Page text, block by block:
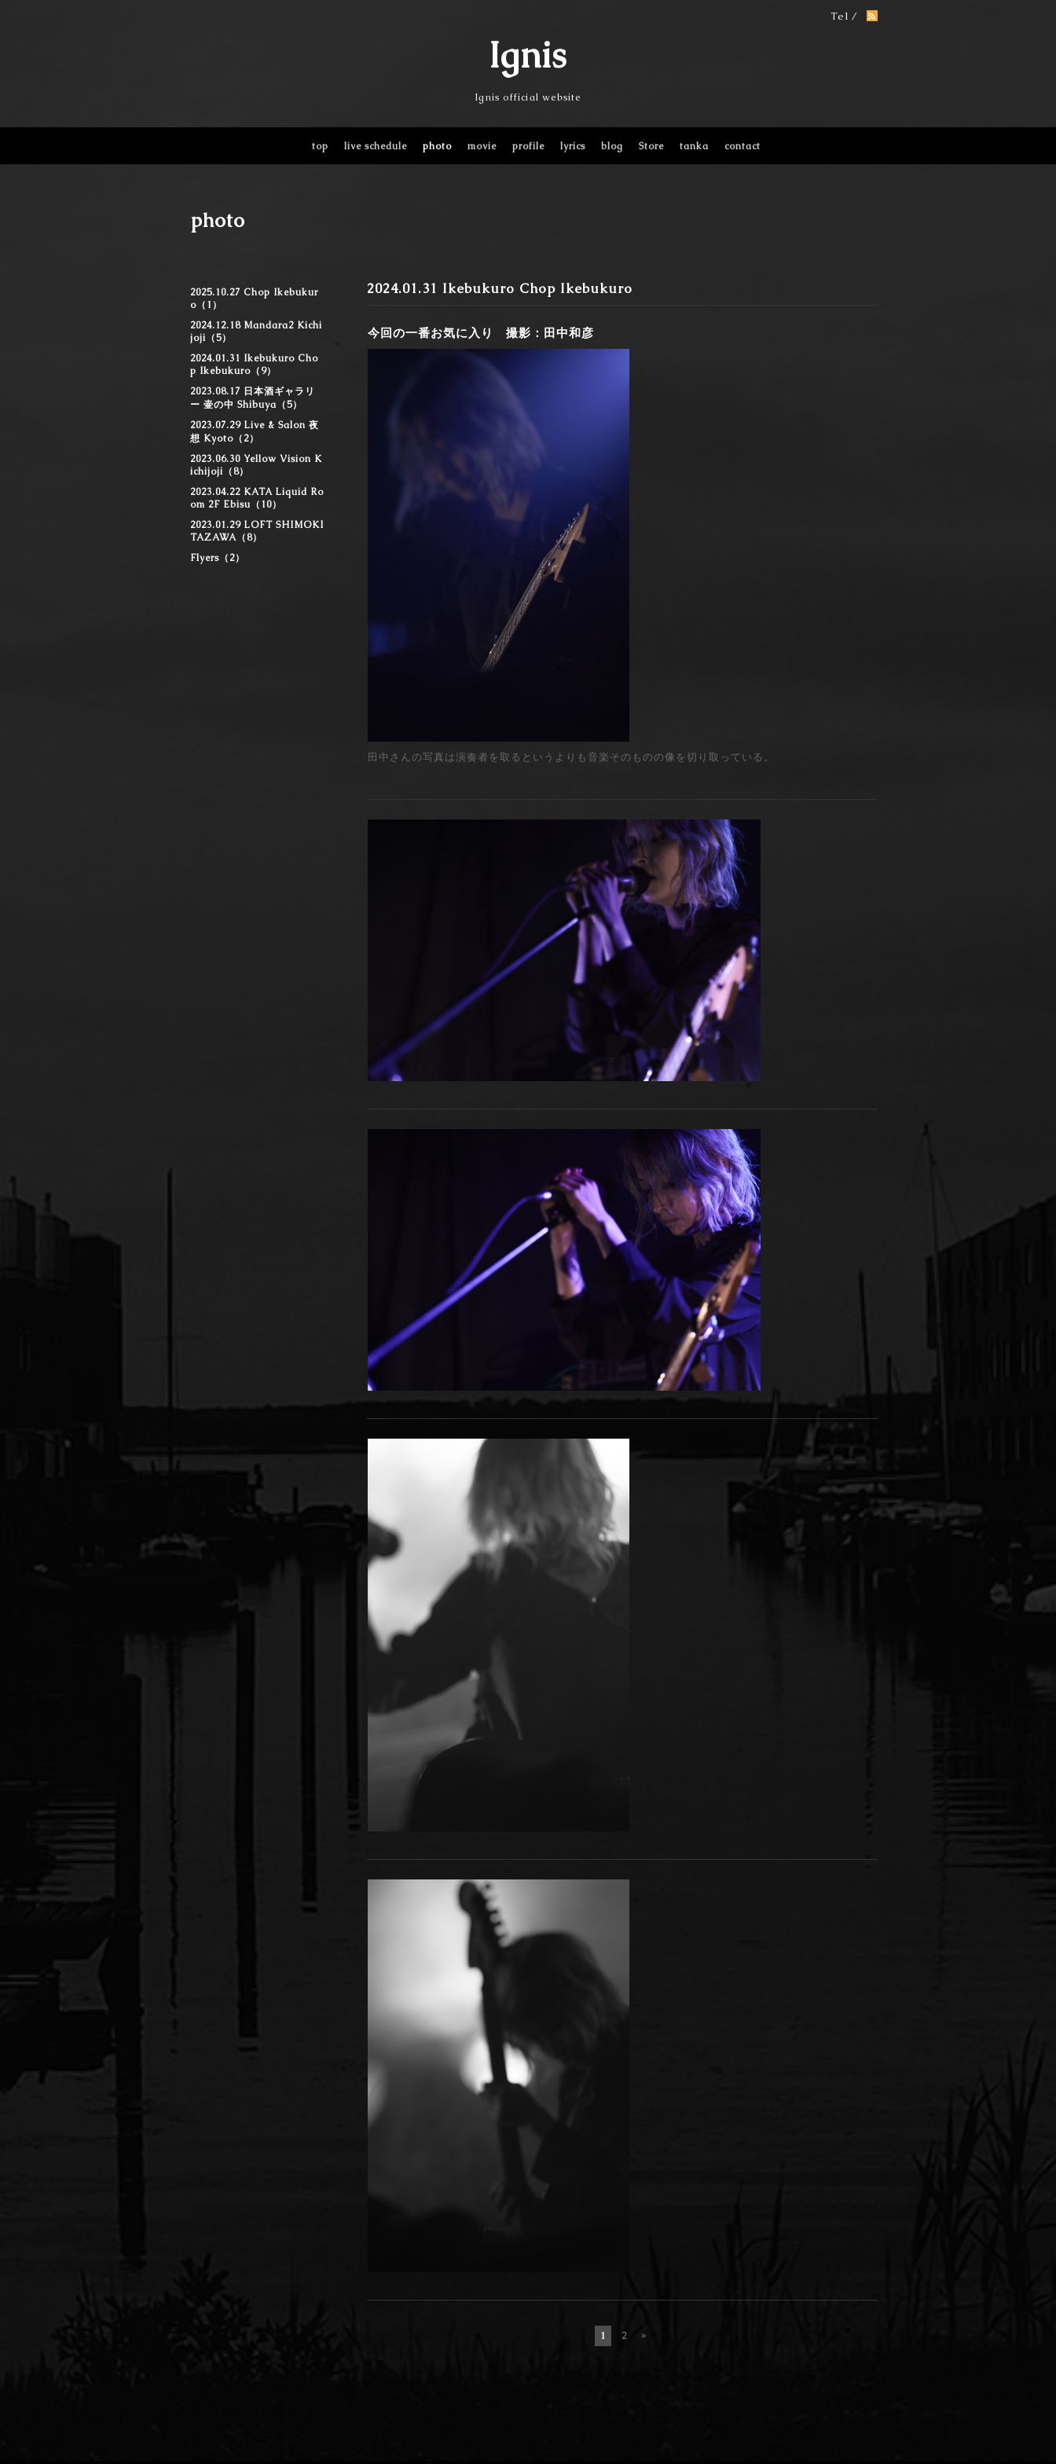
Tel /
Ignis
Ignis official website
top live schedule photo movie profile lyrics blog Store tanka contact
2025.10.27 Chop Ikebukur
o（1）
2024.12.18 Mandara2 Kichi
joji（5）
2024.01.31 Ikebukuro Cho
p Ikebukuro（9）
2023.08.17 日本酒ギャラリ
ー 壷の中 Shibuya（5）
2023.07.29 Live & Salon 夜
想 Kyoto（2）
2023.06.30 Yellow Vision K
ichijoji（8）
2023.04.22 KATA Liquid Ro
om 2F Ebisu（10）
2023.01.29 LOFT SHIMOKI
TAZAWA（8）
Flyers（2）
photo
2024.01.31 Ikebukuro Chop Ikebukuro
今回の一番お気に入り 撮影：田中和彦
田中さんの写真は演奏者を取るというよりも音楽そのものの像を切り取っている。
1 2 »